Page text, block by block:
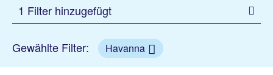
1 Filter hinzugefügt
Gewählte Filter: Havanna